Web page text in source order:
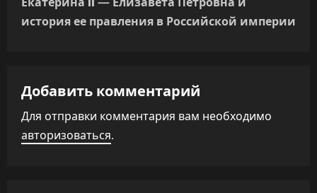
г
и
я
история ее правления в Российской империи
Добавить комментарий
Для отправки комментария вам необходимо
авторизоваться.